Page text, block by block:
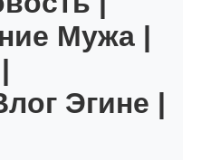
Мужа |
Эгине |